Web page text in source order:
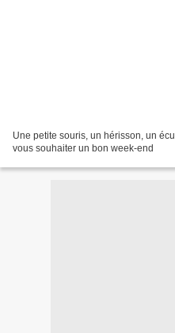
Une petite souris, un hérisson, un
vous souhaiter un bon week-end